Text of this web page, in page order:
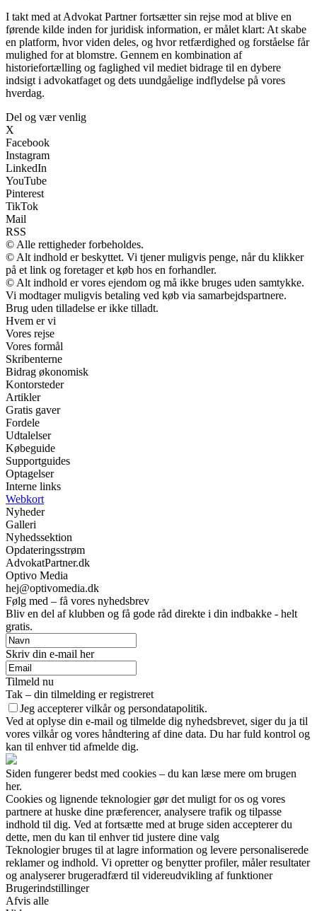
I takt med at Advokat Partner fortsætter sin rejse mod at blive en
førende kilde inden for juridisk information, er målet klart: At skabe
en platform, hvor viden deles, og hvor retfærdighed og forståelse får
mulighed for at blomstre. Gennem en kombination af
historiefortælling og faglighed vil mediet bidrage til en dybere
indsigt i advokatfaget og dets uundgåelige indflydelse på vores
hverdag.
Del og vær venlig
X
Facebook
Instagram
LinkedIn
YouTube
Pinterest
TikTok
Mail
RSS
© Alle rettigheder forbeholdes.
© Alt indhold er beskyttet. Vi tjener muligvis penge, når du klikker
på et link og foretager et køb hos en forhandler.
© Alt indhold er vores ejendom og må ikke bruges uden samtykke.
Vi modtager muligvis betaling ved køb via samarbejdspartnere.
Brug uden tilladelse er ikke tilladt.
Hvem er vi
Vores rejse
Vores formål
Skribenterne
Bidrag økonomisk
Kontorsteder
Artikler
Gratis gaver
Fordele
Udtalelser
Købeguide
Supportguides
Optagelser
Interne links
Webkort
Nyheder
Galleri
Nyhedssektion
Opdateringsstrøm
AdvokatPartner.dk
Optivo Media
hej@optivomedia.dk
Følg med – få vores nyhedsbrev
Bliv en del af klubben og få gode råd direkte i din indbakke - helt
gratis.
Skriv din e-mail her
Tilmeld nu
Tak – din tilmelding er registreret
Jeg accepterer vilkår og persondatapolitik.
Ved at oplyse din e-mail og tilmelde dig nyhedsbrevet, siger du ja til
vores vilkår og vores håndtering af dine data. Du har fuld kontrol og
kan til enhver tid afmelde dig.
Siden fungerer bedst med cookies – du kan læse mere om brugen
her.
Cookies og lignende teknologier gør det muligt for os og vores
partnere at huske dine præferencer, analysere trafik og tilpasse
indhold til dig. Ved at fortsætte med at bruge siden accepterer du
dette, men du kan til enhver tid justere dine valg
Teknologier bruges til at lagre information og levere personaliserede
reklamer og indhold. Vi opretter og benytter profiler, måler resultater
og analyserer brugeradfærd til videreudvikling af funktioner
Brugerindstillinger
Afvis alle